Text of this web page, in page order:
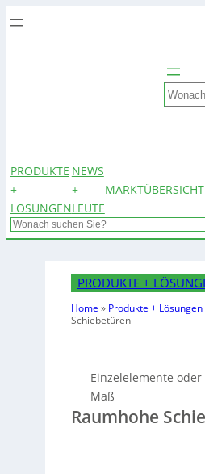
Search
PRODUKTE
+
LÖSUNGEN
NEWS
+
LEUTE
Search
PRODUKTE +
Home » Produkte + Lösungen
Schiebetüren
Einzelelemente
Maß
Raumhohe